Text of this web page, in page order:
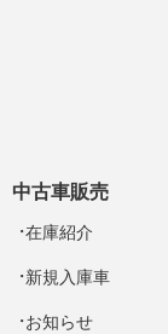
中古車販売
在庫紹介
新規入庫車
お知らせ